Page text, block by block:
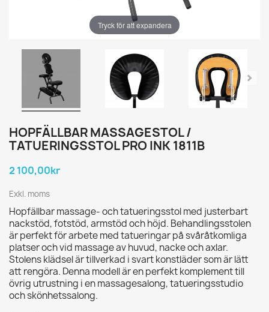
Tryck för att expandera
HOPFÄLLBAR MASSAGESTOL /
TATUERINGSSTOL PRO INK 1811B
2 100,00kr
Exkl. moms
Hopfällbar massage- och tatueringsstol med justerbart
nackstöd, fotstöd, armstöd och höjd. Behandlingsstolen
är perfekt för arbete med tatueringar på svåråtkomliga
platser och vid massage av huvud, nacke och axlar.
Stolens klädsel är tillverkad i svart konstläder som är lätt
att rengöra. Denna modell är en perfekt komplement till
övrig utrustning i en massagesalong, tatueringsstudio
och skönhetssalong.